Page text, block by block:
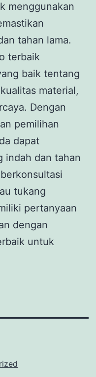
menggunakan
tahan lama.
terbaik
baik tentang
material,
Dengan
pemilihan
dapat
indah dan tahan
tukang
pertanyaan
dengan
untuk